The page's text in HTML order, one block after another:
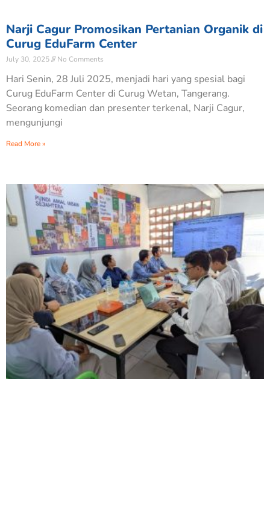
Narji Cagur Promosikan Pertanian Organik di
Curug EduFarm Center
July 30, 2025 No Comments
Hari Senin, 28 Juli 2025, menjadi hari yang spesial bagi
Curug EduFarm Center di Curug Wetan, Tangerang.
Seorang komedian dan presenter terkenal, Narji Cagur,
mengunjungi
Read More »